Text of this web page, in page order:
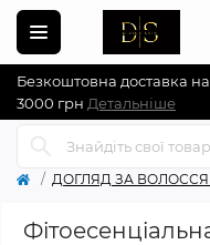
Безкоштовна доставка
3000 грн Детальніше
ДОГЛЯД ЗА